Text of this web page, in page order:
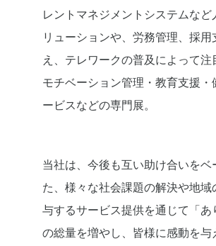
レントマネジメントシステムなど
リューションや、労務管理、採用
え、テレワークの普及によって注
モチベーション管理・教育支援・
ービスなどの専門展。
当社は、今後も互い助け合いをベ
た、様々な社会課題の解決や地域
与するサービス提供を通じて「あ
の総量を増やし、皆様に感動を与